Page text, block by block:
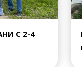
С 2-4